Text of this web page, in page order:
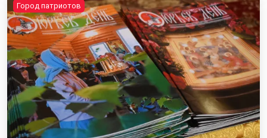
Город патриотов